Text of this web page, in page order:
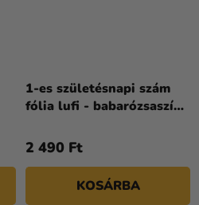
1-es születésnapi szám
fólia lufi - babarózsaszín
2 490 Ft
KOSÁRBA